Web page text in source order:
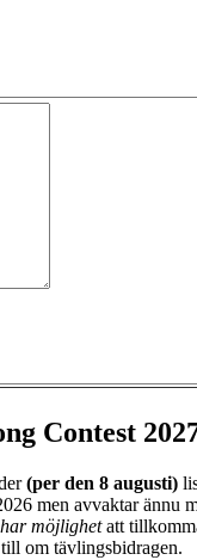
Contest
(per den 8 augusti)
men avvaktar ännu
har möjlighetatt
om tävlingsbidragen.